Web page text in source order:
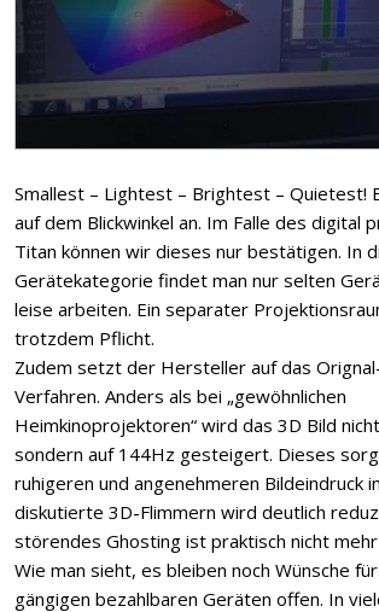
Smallest – Lightest – Brightest – Quietest!
auf dem Blickwinkel an. Im Falle des digital
Titan können wir dieses nur bestätigen. In
Gerätekategorie findet man nur selten
leise arbeiten. Ein separater
trotzdem Pflicht.
Zudem setzt der Hersteller auf das
Verfahren. Anders als bei „gewöhnlichen
Heimkinoprojektoren“ wird das 3D Bild
sondern auf 144Hz gesteigert. Dieses
ruhigeren und angenehmeren Bildeindruck
diskutierte 3D-Flimmern wird deutlich
störendes Ghosting ist praktisch nicht
Wie man sieht, es bleiben noch Wünsche
gängigen bezahlbaren Geräten offen. In